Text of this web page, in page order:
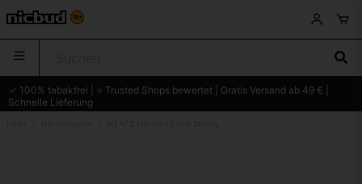
✓ 100% tabakfrei | ⭐ Trusted Shops bewertet | Gratis Versand ab 49 € |
Schnelle Lieferung